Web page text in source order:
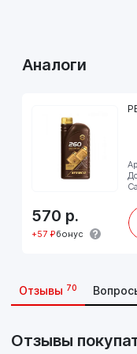
Аналоги
570 р.
+57 ₽бонус
Отзывы 70
Отзывы